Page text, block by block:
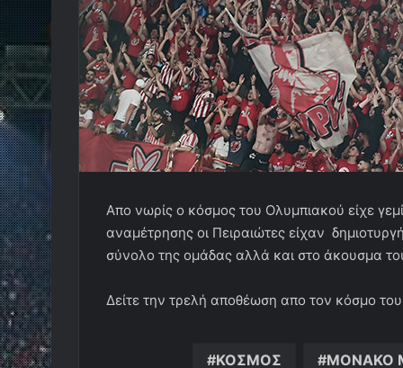
Απο νωρίς ο κόσμος του Ολυμπιακού είχε
αναμέτρησης οι Πειραιώτες είχαν
σύνολο της ομάδας αλλά και στο άκουσμα
Δείτε την τρελή αποθέωση απο τον κόσμο του
ΚΟΣΜΟΣ ΜΟΝΑΚΟ